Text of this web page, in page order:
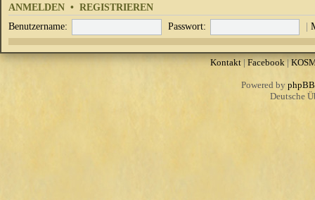
ANMELDEN • REGISTRIEREN
Benutzername: Passwort: |
Kontakt| Facebook|
Powered by phpBB
Deutsche